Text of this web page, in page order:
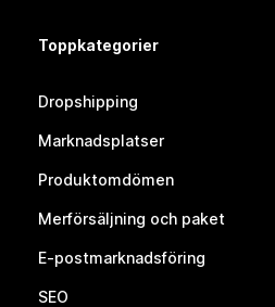
Toppkategorier
Dropshipping
Marknadsplatser
Produktomdömen
Merförsäljning och paket
E-postmarknadsföring
SEO